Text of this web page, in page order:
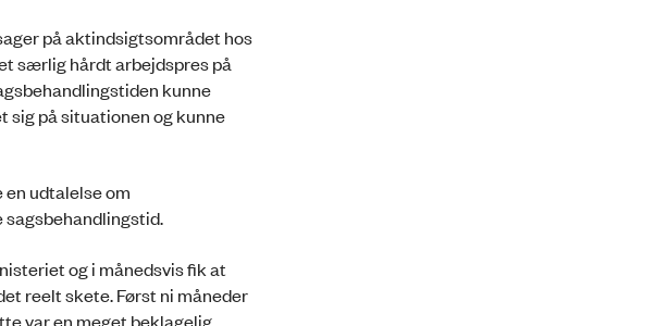
på aktindsigtsområdet hos
særlig hårdt arbejdspres på
kunne
på situationen og kunne
udtalelse om
og i månedsvis fik at
reelt skete. Først ni måneder
var en meget beklagelig